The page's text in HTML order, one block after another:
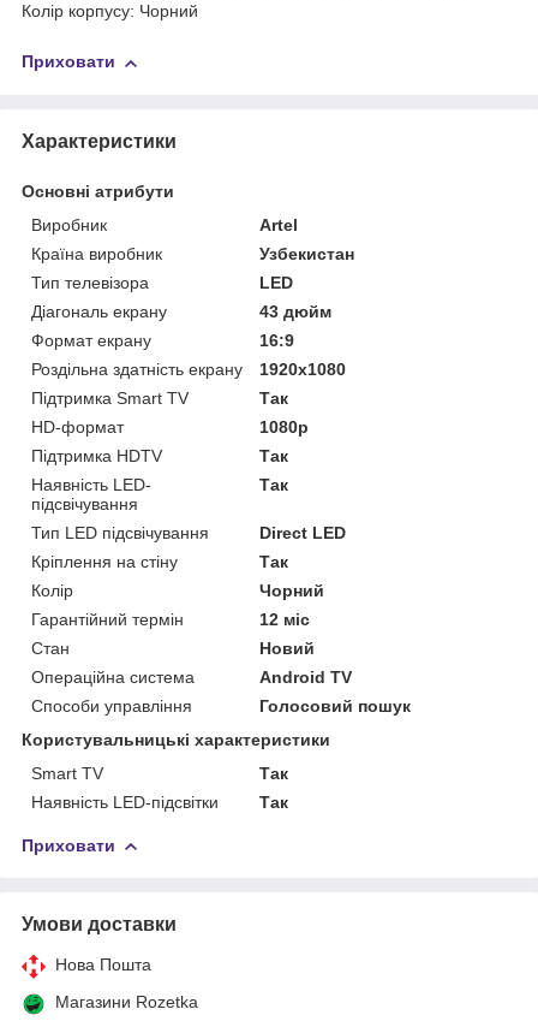
Колір корпусу: Чорний
Приховати
Характеристики
Основні атрибути
Виробник
Artel
Країна виробник
Узбекистан
Тип телевізора
LED
Діагональ екрану
43 дюйм
Формат екрану
16:9
Роздільна здатність екрану
1920x1080
Підтримка Smart TV
Так
HD-формат
1080р
Підтримка HDTV
Так
Наявність LED-
підсвічування
Так
Тип LED підсвічування
Direct LED
Кріплення на стіну
Так
Колір
Чорний
Гарантійний термін
12 міс
Стан
Новий
Операційна система
Android TV
Способи управління
Голосовий пошук
Користувальницькі характеристики
Smart TV
Так
Наявність LED-підсвітки
Так
Приховати
Умови доставки
Нова Пошта
Магазини Rozetka